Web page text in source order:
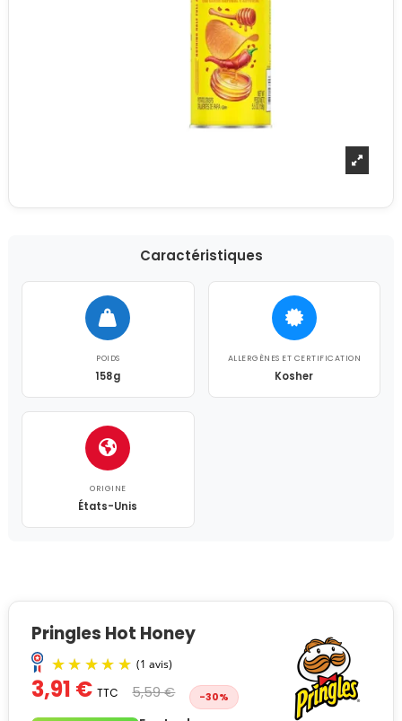
Caractéristiques
POIDS
158g
ALLERGÈNES ET CERTIFICATION
Kosher
ORIGINE
États-Unis
Pringles Hot Honey
3,91 € TTC 5,59 € -30%